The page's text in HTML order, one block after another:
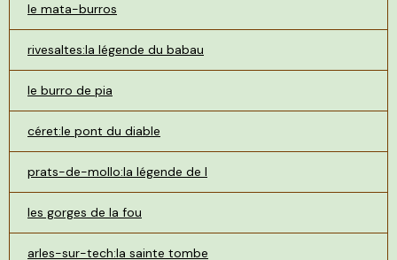
le mata-burros
rivesaltes:la légende du babau
le burro de pia
céret:le pont du diable
prats-de-mollo:la légende de l
les gorges de la fou
arles-sur-tech:la sainte tombe